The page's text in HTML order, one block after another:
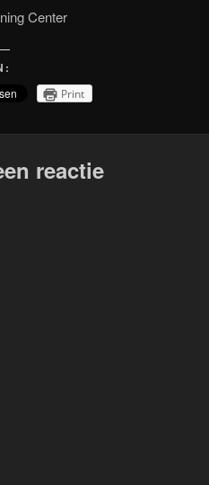
Center
Print
reactie